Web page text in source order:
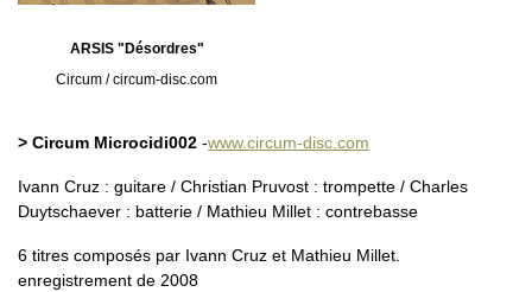
ARSIS "Désordres"
Circum / circum-disc.com
> Circum Microcidi002 -www.circum-disc.com
Ivann Cruz : guitare / Christian Pruvost : trompette / Charles
Duytschaever : batterie / Mathieu Millet : contrebasse
6 titres composés par Ivann Cruz et Mathieu Millet.
enregistrement de 2008